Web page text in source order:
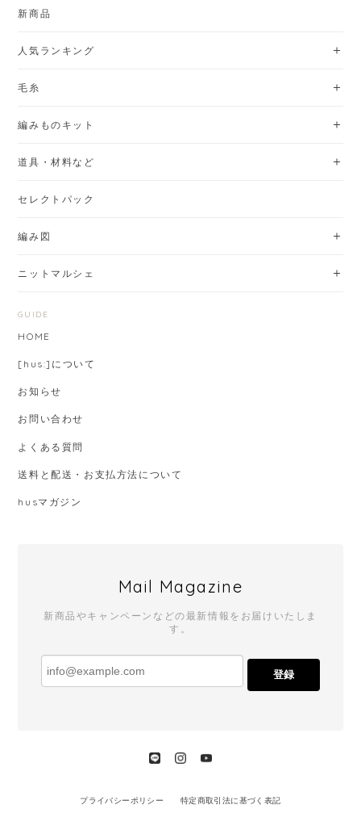
新商品
人気ランキング
毛糸
編みものキット
道具・材料など
セレクトパック
編み図
ニットマルシェ
GUIDE
HOME
[hus:]について
お知らせ
お問い合わせ
よくある質問
送料と配送・お支払方法について
husマガジン
Mail Magazine
新商品やキャンペーンなどの最新情報をお届けいたしま
す。
登録
プライバシーポリシー 特定商取引法に基づく表記